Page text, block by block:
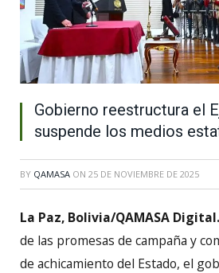
Gobierno reestructura el
suspende los medios
BY QAMASA ON 25 DE NOVIEMBRE DE 2025
La Paz, Bolivia/QAMASA
de las promesas de campaña y
de achicamiento del Estado, el